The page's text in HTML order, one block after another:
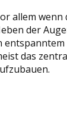
allem wenn
der
entspanntem
das